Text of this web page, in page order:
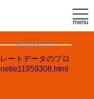
t
o
g
g
menu
々想像・創
2021.06.21
ートデータのプロ
e11959308.html